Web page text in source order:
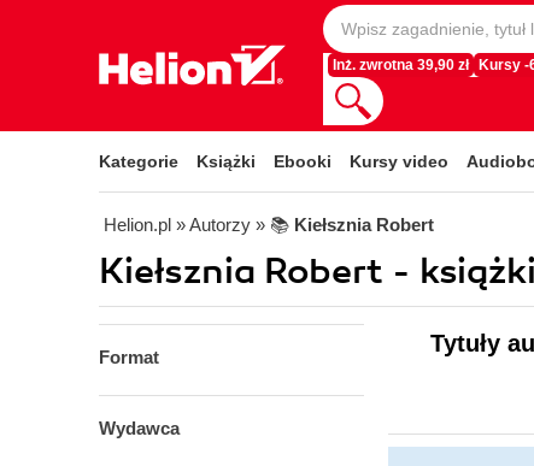
Inż. zwrotna 39,90 zł Kursy -
Kategorie Książki Ebooki Kursy video
Helion.pl » Autorzy » 📚 Kiełsznia Robert
Kiełsznia Robert - książki
Format
Wydawca
Tytuły